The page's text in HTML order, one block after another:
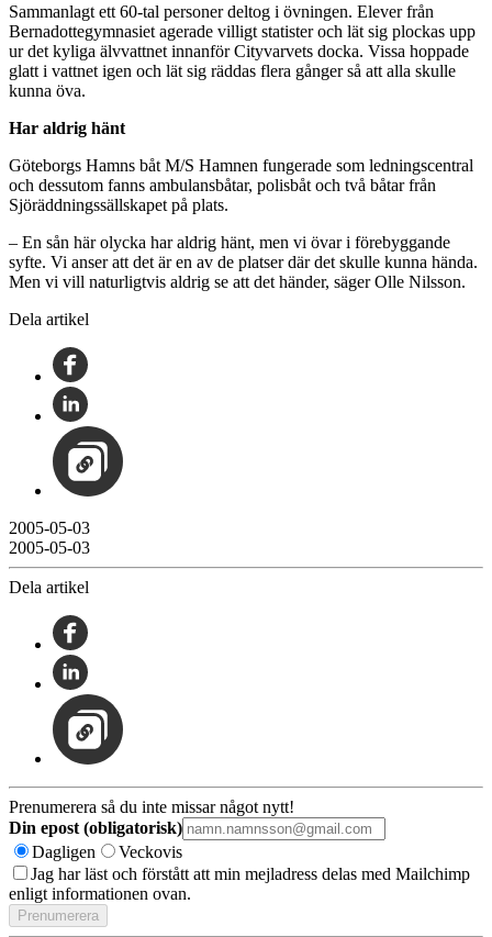
Sammanlagt ett 60-tal personer deltog i övningen. Elever från
Bernadottegymnasiet agerade villigt statister och lät sig plockas upp
ur det kyliga älvvattnet innanför Cityvarvets docka. Vissa hoppade
glatt i vattnet igen och lät sig räddas flera gånger så att alla skulle
kunna öva.
Har aldrig hänt
Göteborgs Hamns båt M/S Hamnen fungerade som ledningscentral
och dessutom fanns ambulansbåtar, polisbåt och två båtar från
Sjöräddningssällskapet på plats.
– En sån här olycka har aldrig hänt, men vi övar i förebyggande
syfte. Vi anser att det är en av de platser där det skulle kunna hända.
Men vi vill naturligtvis aldrig se att det händer, säger Olle Nilsson.
Dela artikel
2005-05-03
2005-05-03
Dela artikel
Prenumerera så du inte missar något nytt!
Din epost (obligatorisk)
Dagligen
Veckovis
Jag har läst och förstått att min mejladress delas med Mailchimp
enligt informationen ovan.